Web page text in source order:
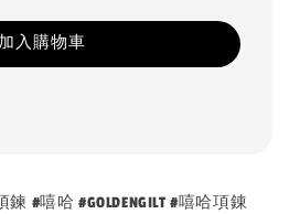
加入購物車
#嘻哈 #GOLDENGILT #嘻哈項錬